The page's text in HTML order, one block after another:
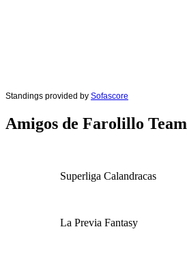
Standings provided by Sofascore
Amigos de Farolillo Team
Superliga Calandracas
La Previa Fantasy